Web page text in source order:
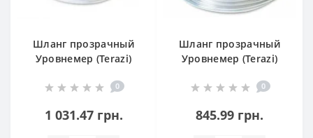
Шланг прозрачный
Уровнемер (Terazi)
0
1 031.47 грн.
Шланг прозрачный
Уровнемер (Terazi)
0
845.99 грн.